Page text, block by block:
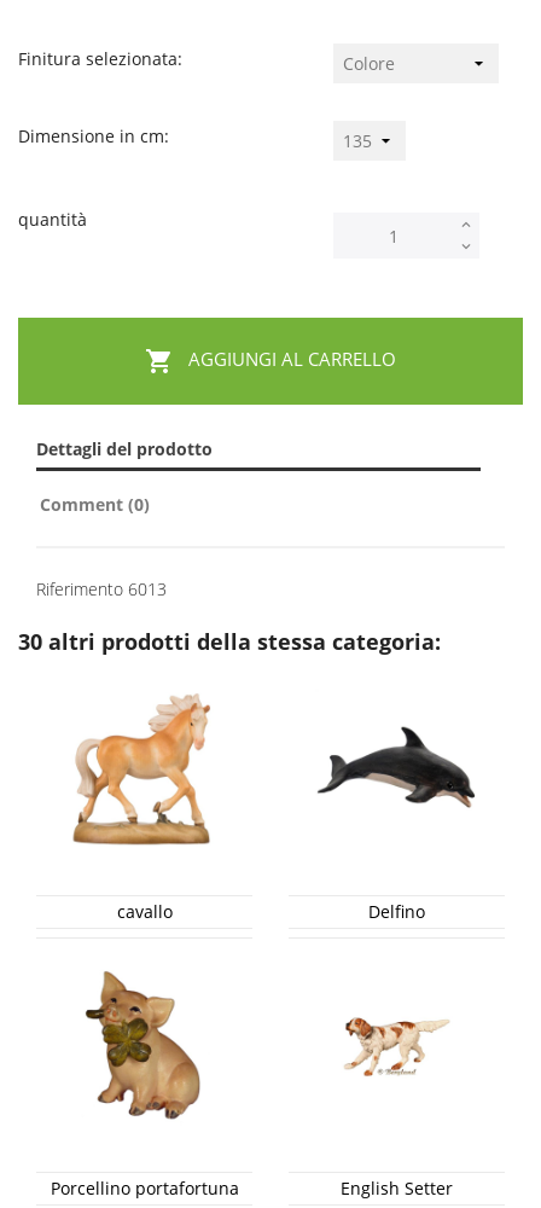
Finitura selezionata:
Dimensione in cm:
quantità
 AGGIUNGI AL CARRELLO
Dettagli del prodotto
Comment (0)
Riferimento 6013
30 altri prodotti della stessa categoria:
cavallo Delfino
Porcellino portafortuna English Setter